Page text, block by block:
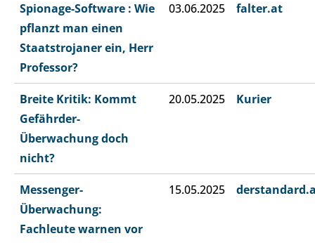
Spionage-Software : Wie
pflanzt man einen
Staatstrojaner ein, Herr
Professor?
03.06.2025 falter.at
Breite Kritik: Kommt
Gefährder-
Überwachung doch
nicht?
20.05.2025 Kurier
Messenger-
Überwachung:
Fachleute warnen vor
15.05.2025